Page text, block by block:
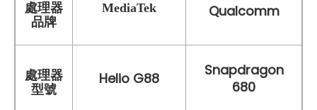
處理器
品牌
MediaTek Qualcomm
處理器
型號
Helio G88
Snapdragon
680